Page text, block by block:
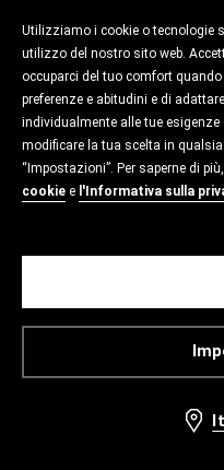
Utilizziamo i cookie o tecnologie
utilizzo del nostro sito web.
occuparci del tuo comfort
preferenze e abitudini e di
individualmente alle tue
modificare la tua scelta in
“Impostazioni”. Per saperne di
cookie e l'Informativa sulla